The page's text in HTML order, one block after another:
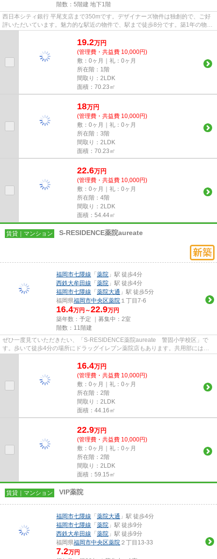
階数：5階建 地下1階
西日本シティ銀行 平尾支店まで350mです。デザイナーズ物件は独創的で、ご好
評いただいています。魅力的な駅近の物件で、駅まで徒歩8分です。築1年の物件
です。当社スタッフが地域の賃...
19.2万円
(管理費・共益費 10,000円)
敷：0ヶ月｜礼：0ヶ月
所在階：1階
間取り：2LDK
面積：70.23㎡
18万円
(管理費・共益費 10,000円)
敷：0ヶ月｜礼：0ヶ月
所在階：3階
間取り：2LDK
面積：70.23㎡
22.6万円
(管理費・共益費 10,000円)
敷：0ヶ月｜礼：0ヶ月
所在階：4階
間取り：2LDK
面積：54.44㎡
賃貸｜マンション S-RESIDENCE薬院aureate
福岡市七隈線 「薬院 」駅 徒歩4分
西鉄大牟田線 「薬院 」駅 徒歩4分
福岡市七隈線 「薬院大通 」駅 徒歩5分
福岡県福岡市中央区薬院 １丁目7-6
16.4万円～22.9万円
築年数：予定 ｜募集中： 2室
階数：11階建
ぜひ一度見ていただきたい、「S-RESIDENCE薬院aureate 警固小学校区」で
す。歩いて徒歩4分の場所にドラッグイレブン薬院店もあります。共用部にはエ
レベータ・敷地内ごみ置き場などが...
16.4万円
(管理費・共益費 10,000円)
敷：0ヶ月｜礼：0ヶ月
所在階：2階
間取り：2LDK
面積：44.16㎡
22.9万円
(管理費・共益費 10,000円)
敷：0ヶ月｜礼：0ヶ月
所在階：2階
間取り：2LDK
面積：59.15㎡
賃貸｜マンション VIP薬院
福岡市七隈線 「薬院大通 」駅 徒歩4分
福岡市七隈線 「薬院 」駅 徒歩9分
西鉄大牟田線 「薬院 」駅 徒歩9分
福岡県福岡市中央区薬院 ２丁目13-33
7.2万円